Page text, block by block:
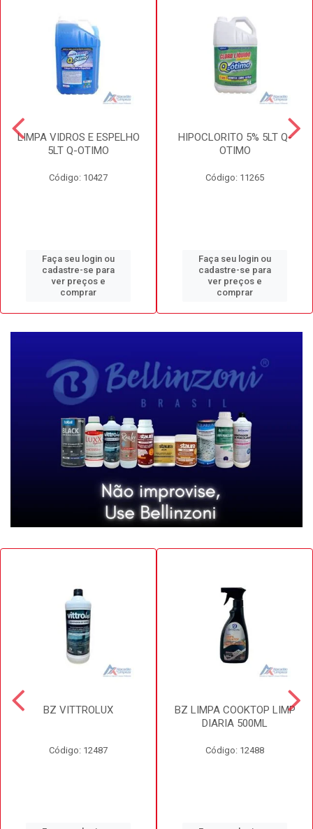
LIMPA VIDROS E ESPELHO
5LT Q-OTIMO
Código: 10427
Faça seu login ou
cadastre-se para
ver preços e
comprar
HIPOCLORITO 5% 5LT Q-
OTIMO
Código: 11265
Faça seu login ou
cadastre-se para
ver preços e
comprar
BZ VITTROLUX
Código: 12487
BZ LIMPA COOKTOP LIMP
DIARIA 500ML
Código: 12488